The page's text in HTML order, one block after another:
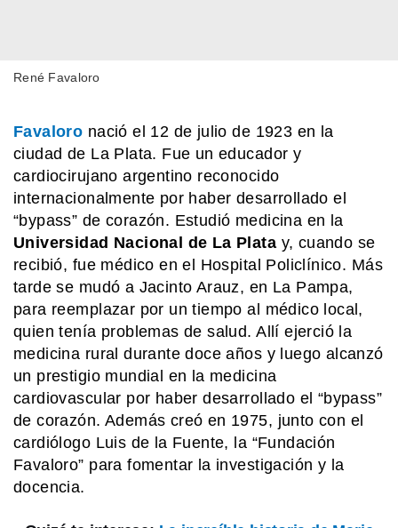
René Favaloro
Favaloro nació el 12 de julio de 1923 en la
ciudad de La Plata. Fue un educador y
cardiocirujano argentino reconocido
internacionalmente por haber desarrollado el
“bypass” de corazón. Estudió medicina en la
Universidad Nacional de La Plata y, cuando se
recibió, fue médico en el Hospital Policlínico. Más
tarde se mudó a Jacinto Arauz, en La Pampa,
para reemplazar por un tiempo al médico local,
quien tenía problemas de salud.​ Allí ejerció la
medicina rural durante doce años y luego alcanzó
un prestigio mundial en la medicina
cardiovascular por haber desarrollado el “bypass”
de corazón. Además creó en 1975, junto con el
cardiólogo Luis de la Fuente, la “Fundación
Favaloro” para fomentar la investigación y la
docencia.